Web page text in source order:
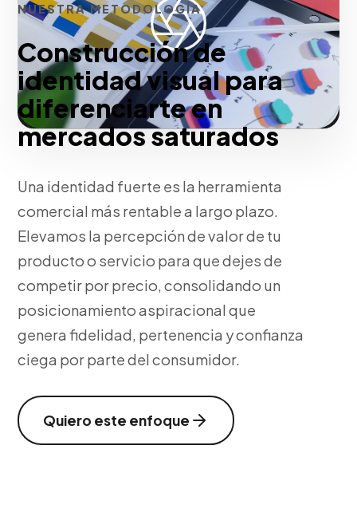
NUESTRA METODOLOGÍA
Construcción de
identidad visual para
diferenciarte en
mercados saturados
Una identidad fuerte es la herramienta
comercial más rentable a largo plazo.
Elevamos la percepción de valor de tu
producto o servicio para que dejes de
competir por precio, consolidando un
posicionamiento aspiracional que
genera fidelidad, pertenencia y confianza
ciega por parte del consumidor.
Quiero este enfoque